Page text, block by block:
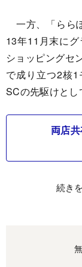
一方、「らら
13年11月末に
ショッピングセ
で成り立つ2核
SCの先駆けとし
両店
続き